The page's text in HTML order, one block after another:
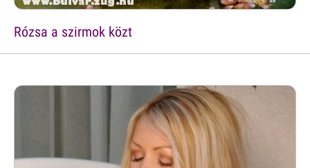
Rózsa a szirmok közt